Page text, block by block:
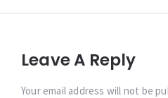
Leave A Reply
Your email address will not be